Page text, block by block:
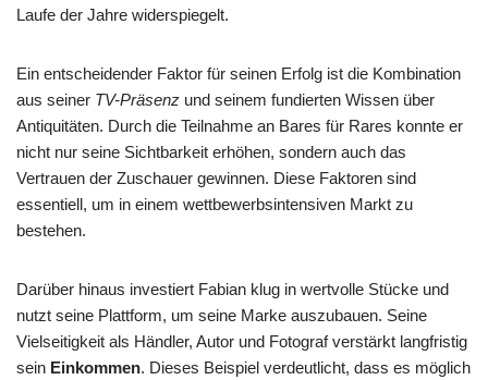
Laufe der Jahre widerspiegelt.
Ein entscheidender Faktor für seinen Erfolg ist die Kombination
aus seiner TV-Präsenz und seinem fundierten Wissen über
Antiquitäten. Durch die Teilnahme an Bares für Rares konnte er
nicht nur seine Sichtbarkeit erhöhen, sondern auch das
Vertrauen der Zuschauer gewinnen. Diese Faktoren sind
essentiell, um in einem wettbewerbsintensiven Markt zu
bestehen.
Darüber hinaus investiert Fabian klug in wertvolle Stücke und
nutzt seine Plattform, um seine Marke auszubauen. Seine
Vielseitigkeit als Händler, Autor und Fotograf verstärkt langfristig
sein Einkommen. Dieses Beispiel verdeutlicht, dass es möglich